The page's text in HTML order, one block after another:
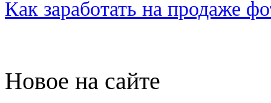
Как заработать на продаже
Новое на сайте